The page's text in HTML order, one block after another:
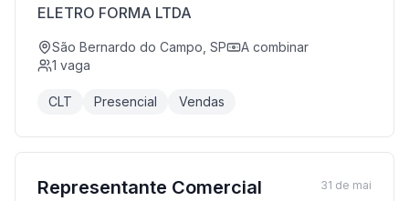
ELETRO FORMA LTDA
São Bernardo do Campo, SP
A combinar
1 vaga
CLT Presencial Vendas
Representante Comercial
31 de mai